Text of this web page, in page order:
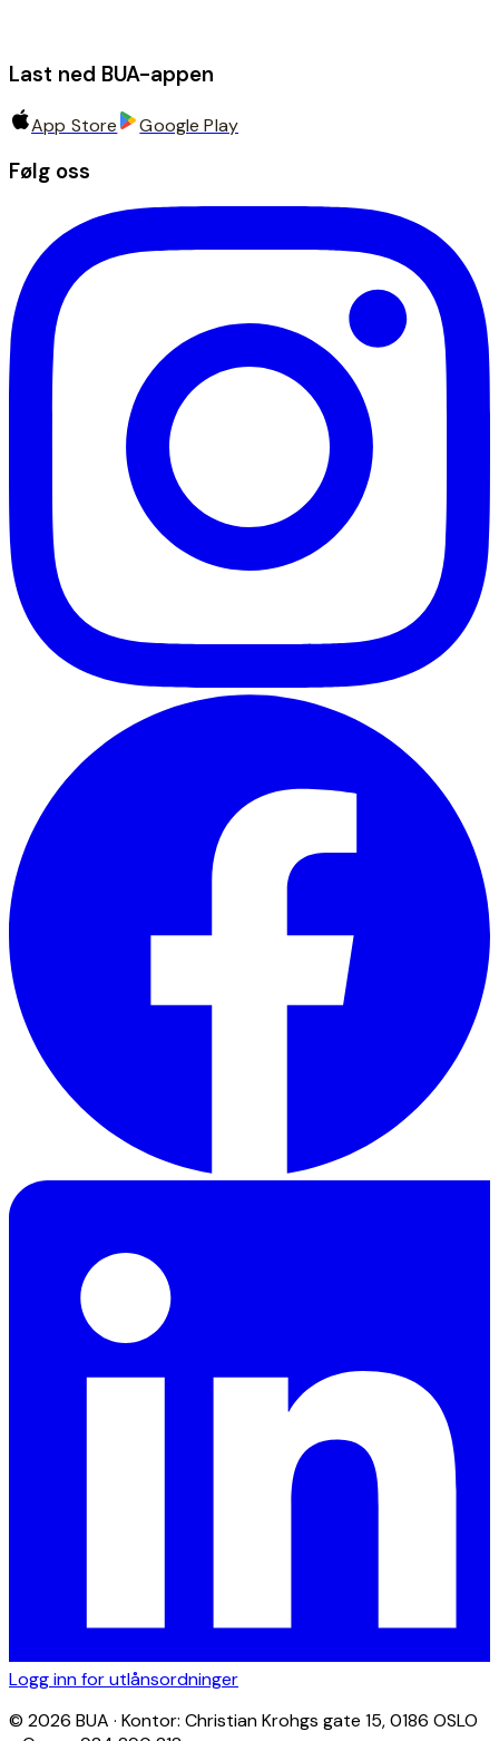
Last ned BUA-appen
App Store Google Play
Følg oss
Logg inn for utlånsordninger
© 2026 BUA · Kontor: Christian Krohgs gate 15, 0186 OSLO